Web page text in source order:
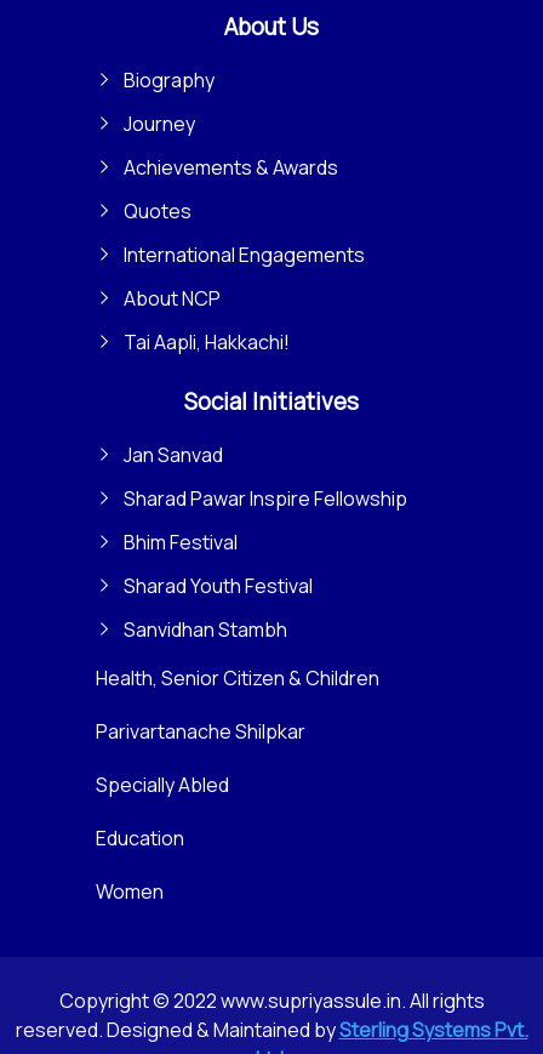
About Us
Biography
Journey
Achievements & Awards
Quotes
International Engagements
About NCP
Tai Aapli, Hakkachi!
Social Initiatives
Jan Sanvad
Sharad Pawar Inspire Fellowship
Bhim Festival
Sharad Youth Festival
Sanvidhan Stambh
Health, Senior Citizen & Children
Parivartanache Shilpkar
Specially Abled
Education
Women
Copyright © 2022 www.supriyassule.in. All rights
reserved. Designed & Maintained bySterling Systems Pvt.